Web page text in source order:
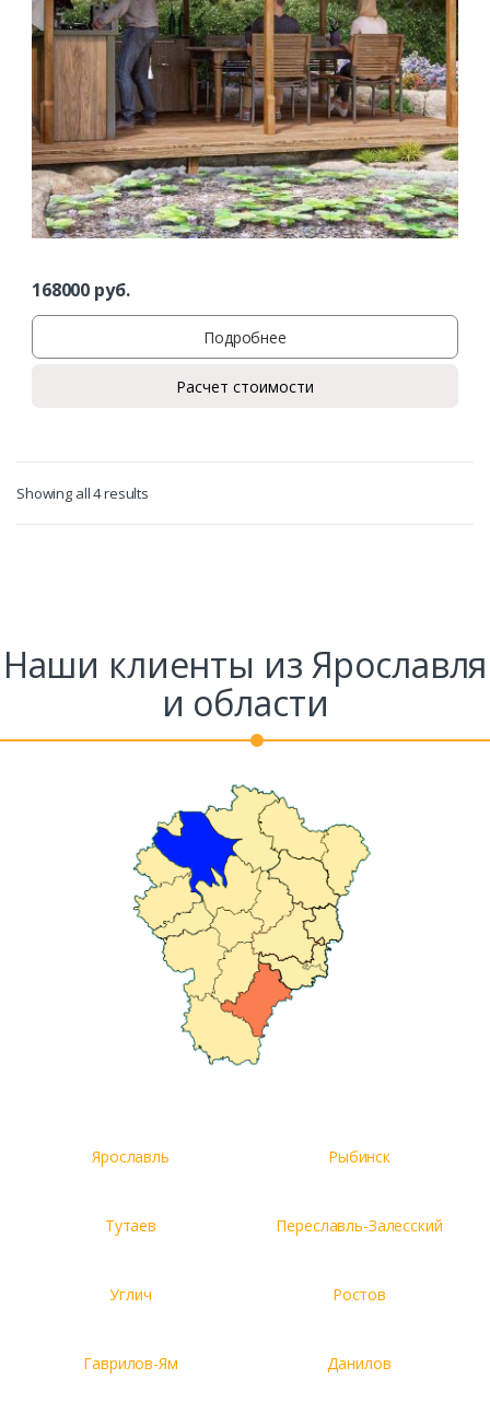
Ваш телефон*
Комментарий к заказу
168000 руб.
Подробнее
Расчет стоимости
Showing all 4 results
Наши клиенты из Ярославля
и области
Ярославль Рыбинск
Тутаев Переславль-Залесский
Углич Ростов
Гаврилов-Ям Данилов